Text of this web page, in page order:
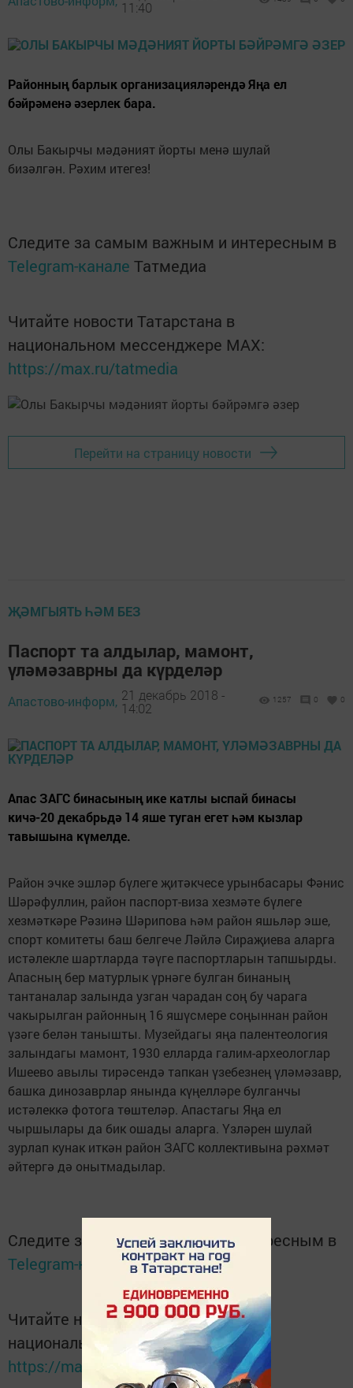
11:40
Районның барлык организацияләрендә Яңа ел
бәйрәменә әзерлек бара.
Олы Бакырчы мәдәният йорты менә шулай
бизәлгән. Рәхим итегез!
Следите за самым важным и интересным в
Telegram-канале Татмедиа
Читайте новости Татарстана в
национальном мессенджере MАХ:
https://max.ru/tatmedia
Перейти на страницу новости
ҖӘМГЫЯТЬ ҺӘМ БЕЗ
Паспорт та алдылар, мамонт,
үләмәзаврны да күрделәр
Апастово-информ, 21 декабрь 2018 -
14:02
1257 0 0
Апас ЗАГС бинасының ике катлы ыспай бинасы
кичә-20 декабрьдә 14 яше туган егет һәм кызлар
тавышына күмелде.
Район эчке эшләр бүлеге җитәкчесе урынбасары Фәнис
Шәрәфуллин, район паспорт-виза хезмәте бүлеге
хезмәткәре Рәзинә Шәрипова һәм район яшьләр эше,
спорт комитеты баш белгече Ләйлә Сираҗиева аларга
истәлекле шартларда тәүге паспортларын тапшырды.
Апасның бер матурлык үрнәге булган бинаның
тантаналар залында узган чарадан соң бу чарага
чакырылган районның 16 яшүсмере соңыннан район
үзәге белән танышты. Музейдагы яңа палентеология
залындагы мамонт, 1930 елларда галим-археологлар
Ишеево авылы тирәсендә тапкан үзебезнең үләмәзавр,
башка динозаврлар янында күңелләре булганчы
истәлеккә фотога төштеләр. Апастагы Яңа ел
чыршылары да бик ошады аларга. Үзләрен шулай
зурлап кунак иткән район ЗАГС коллективына рәхмәт
әйтергә дә онытмадылар.
Следите за самым важным и интересным в
Telegram-каналеТатмедиа
Читайте новости Татарстана в
национальном мессенджере MАХ:
https://max.ru/tatmedia